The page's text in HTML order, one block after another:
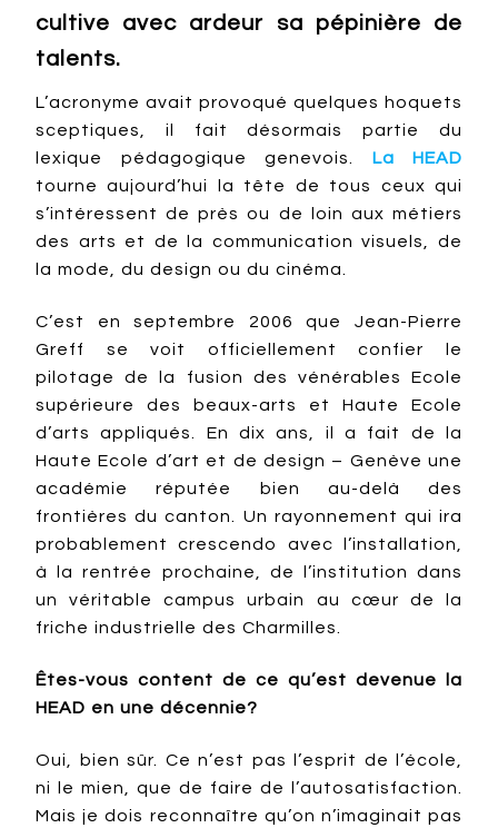
cultive avec ardeur sa pépinière de
talents.
L’acronyme avait provoqué quelques hoquets
sceptiques, il fait désormais partie du
lexique pédagogique genevois. La HEAD
tourne aujourd’hui la tête de tous ceux qui
s’intéressent de près ou de loin aux métiers
des arts et de la communication visuels, de
la mode, du design ou du cinéma.
C’est en septembre 2006 que Jean-Pierre
Greff se voit officiellement confier le
pilotage de la fusion des vénérables Ecole
supérieure des beaux-arts et Haute Ecole
d’arts appliqués. En dix ans, il a fait de la
Haute Ecole d’art et de design – Genève une
académie réputée bien au-delà des
frontières du canton. Un rayonnement qui ira
probablement crescendo avec l’installation,
à la rentrée prochaine, de l’institution dans
un véritable campus urbain au cœur de la
friche industrielle des Charmilles.
Êtes-vous content de ce qu’est devenue la
HEAD en une décennie?
Oui, bien sûr. Ce n’est pas l’esprit de l’école,
ni le mien, que de faire de l’autosatisfaction.
Mais je dois reconnaître qu’on n’imaginait pas